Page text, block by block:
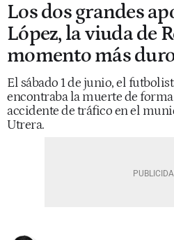
Los dos grandes
López, la viuda de
momento más
El sábado 1 de junio, el
encontraba la muerte de
accidente de tráfico en el
Utrera.